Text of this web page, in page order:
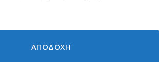
ΑΠΟΔΟΧΗ